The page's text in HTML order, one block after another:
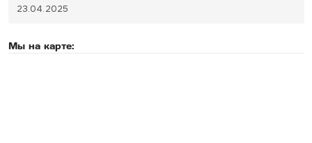
23.04.2025
Мы на карте: